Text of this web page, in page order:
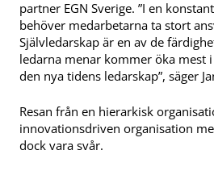
partner EGN Sverige. ”I en
behöver medarbetarna ta stort
Självledarskap är en av de
ledarna menar kommer öka mest
den nya tidens ledarskap”, säger
Resan från en hierarkisk
innovationsdriven organisation
dock vara svår.